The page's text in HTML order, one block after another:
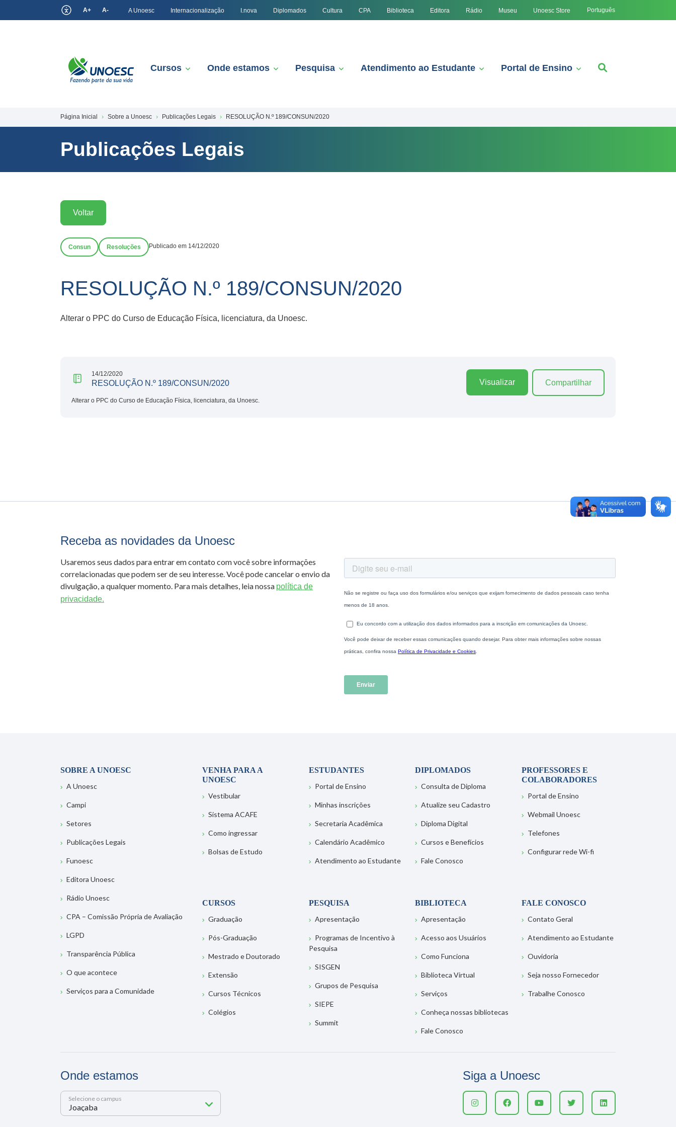
A+ A- A Unoesc Internacionalização I.nova Diplomados Cultura CPA Biblioteca Editora Rádio Museu Unoesc Store Português
Cursos Onde estamos Pesquisa Atendimento ao Estudante Portal de Ensino
Página Inicial Sobre a Unoesc Publicações Legais RESOLUÇÃO N.º 189/CONSUN/2020
Publicações Legais
Voltar
Consun Resoluções Publicado em 14/12/2020
RESOLUÇÃO N.º 189/CONSUN/2020
Alterar o PPC do Curso de Educação Física, licenciatura, da Unoesc.
14/12/2020
RESOLUÇÃO N.º 189/CONSUN/2020
Alterar o PPC do Curso de Educação Física, licenciatura, da Unoesc.
Visualizar Compartilhar
Receba as novidades da Unoesc
Usaremos seus dados para entrar em contato com você sobre informações
correlacionadas que podem ser de seu interesse. Você pode cancelar o envio da
divulgação, a qualquer momento. Para mais detalhes, leia nossa política de
privacidade.
SOBRE A UNOESC
A Unoesc
Campi
Setores
Publicações Legais
Funoesc
Editora Unoesc
Rádio Unoesc
CPA – Comissão Própria de Avaliação
LGPD
Transparência Pública
O que acontece
Serviços para a Comunidade
VENHA PARA A
UNOESC
Vestibular
Sistema ACAFE
Como ingressar
Bolsas de Estudo
ESTUDANTES
Portal de Ensino
Minhas inscrições
Secretaria Acadêmica
Calendário Acadêmico
Atendimento ao Estudante
DIPLOMADOS
Consulta de Diploma
Atualize seu Cadastro
Diploma Digital
Cursos e Benefícios
Fale Conosco
PROFESSORES E
COLABORADORES
Portal de Ensino
Webmail Unoesc
Telefones
Configurar rede Wi-fi
CURSOS
Graduação
Pós-Graduação
Mestrado e Doutorado
Extensão
Cursos Técnicos
Colégios
PESQUISA
Apresentação
Programas de Incentivo à
Pesquisa
SISGEN
Grupos de Pesquisa
SIEPE
Summit
BIBLIOTECA
Apresentação
Acesso aos Usuários
Como Funciona
Biblioteca Virtual
Serviços
Conheça nossas bibliotecas
Fale Conosco
FALE CONOSCO
Contato Geral
Atendimento ao Estudante
Ouvidoria
Seja nosso Fornecedor
Trabalhe Conosco
Onde estamos
Selecione o campus
Siga a Unoesc